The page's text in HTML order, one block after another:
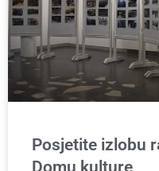
Posjetite izlobu
Domu kulture